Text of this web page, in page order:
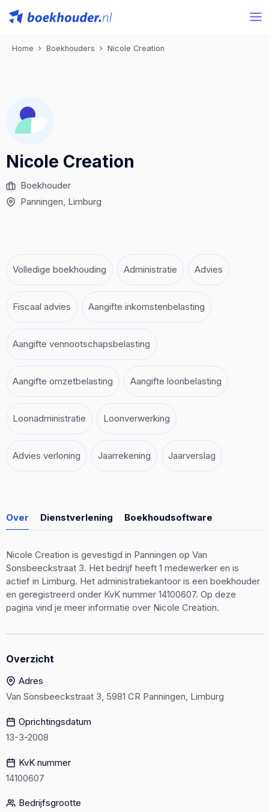
Home Boekhouders Nicole Creation
Nicole Creation
Boekhouder
Panningen, Limburg
Volledige boekhouding Administratie Advies
Fiscaal advies Aangifte inkomstenbelasting
Aangifte vennootschapsbelasting
Aangifte omzetbelasting Aangifte loonbelasting
Loonadministratie Loonverwerking
Advies verloning Jaarrekening Jaarverslag
Over Dienstverlening Boekhoudsoftware
Nicole Creation is gevestigd in Panningen op Van
Sonsbeeckstraat 3. Het bedrijf heeft 1 medewerker en is
actief in Limburg. Het administratiekantoor is een boekhouder
en geregistreerd onder KvK nummer 14100607. Op deze
pagina vind je meer informatie over Nicole Creation.
Overzicht
Adres
Van Sonsbeeckstraat 3, 5981 CR Panningen, Limburg
Oprichtingsdatum
13-3-2008
KvK nummer
14100607
Bedrijfsgrootte